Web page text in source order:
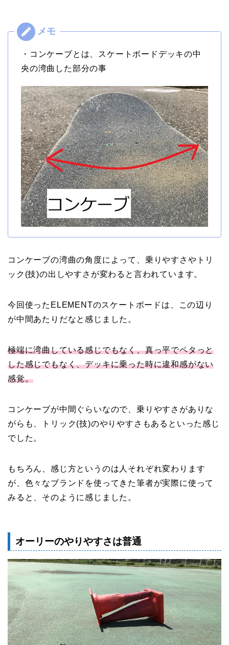
・コンケーブとは、スケートボードデッキの中
央の湾曲した部分の事
コンケーブの湾曲の角度によって、乗りやすさやトリ
ック(技)の出しやすさが変わると言われています。
今回使ったELEMENTのスケートボードは、この辺り
が中間あたりだなと感じました。
極端に湾曲している感じでもなく、真っ平でペタっと
した感じでもなく、デッキに乗った時に違和感がない
感覚。
コンケーブが中間ぐらいなので、乗りやすさがありな
がらも、トリック(技)のやりやすさもあるといった感じ
でした。
もちろん、感じ方というのは人それぞれ変わります
が、色々なブランドを使ってきた筆者が実際に使って
みると、そのように感じました。
オーリーのやりやすさは普通